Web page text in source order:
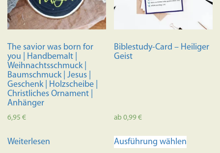
The savior was born for
you | Handbemalt |
Weihnachtsschmuck |
Baumschmuck | Jesus |
Geschenk | Holzscheibe |
Christliches Ornament |
Anhänger
6,95 €
Weiterlesen
Biblestudy-Card – Heiliger
Geist
ab0,99€
Ausführung wählen